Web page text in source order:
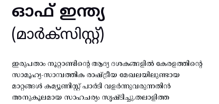
ഓഫ് ഇന്ത്യ
(മാർക്സിസ്റ്റ്)
ഇരുപതാം നൂറ്റാണ്ടിന്റെ ആദ്യ ദശകങ്ങളിൽ കേരളത്തിന്റെ
സാമൂഹ്യ-സാമ്പത്തിക രാഷ്ട്രീയ മേഖലയിലുണ്ടായ
മാറ്റങ്ങൾ കമ്യൂണിസ്റ്റ് പാർടി വളർന്നുവരുന്നതിൻ
അനുകൂലമായ സാഹചര്യം സൃഷ്ടിച്ചു.തലാളിത്ത